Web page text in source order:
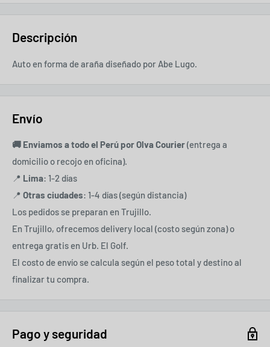
Descripción
Auto en forma de araña diseñado por Abe Lugo.
Envío
🚚 Enviamos a todo el Perú porOlva Courier(entrega a
domicilio o recojo en oficina).
📍 Lima: 1-2 días
📍 Otras ciudades: 1-4 días (según distancia)
Los pedidos se preparan en Trujillo.
En Trujillo, ofrecemos delivery local (costo según zona) o
entrega gratis en Urb. El Golf.
El costo de envío se calcula según el peso total y destino al
finalizar tu compra.
Pago y seguridad